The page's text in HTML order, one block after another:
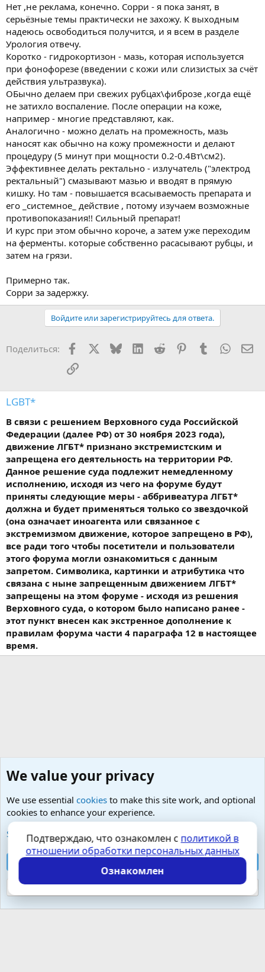
Нет ,не реклама, конечно. Сорри - я пока занят, в
серьёзные темы практически не захожу. К выходным
надеюсь освободиться получится, и я всем в разделе
Урология отвечу.
Коротко - гидрокортизон - мазь, которая используется
при фонофорезе (введении с кожи или слизистых за счёт
действия ультразвука).
ОБычно делаем при свежих рубцах\фиброзе ,когда ещё
не затихло воспаление. После операции на коже,
например - многие представляют, как.
Аналогично - можно делать на промежность, мазь
наносят как обычно на кожу промежности и делают
процедуру (5 минут при мощности 0.2-0.4Вт\см2).
Эффективнее делать ректально - излучатель ("электрод
ректальный") смазывают мазью и вводят в прямую
кишку. Но там - повышается всасываемость препарата и
его _системное_ действие , потому изучаем возможные
противопоказания!! Сильный препарат!
И курс при этом обычно короче, а затем уже переходим
на ферменты. которые собственно расасывают рубцы, и
затем на грязи.
Примерно так.
Сорри за задержку.
Войдите или зарегистрируйтесь для ответа.
Поделиться: Facebook BlueskyLinkedIn
Reddit PinterestTumblr
Ссылка
LGBT*
В связи с решением Верховного суда Российской
Федерации (далее РФ) от 30 ноября 2023 года),
движение ЛГБТ* признано экстремистским и
запрещена его деятельность на территории РФ.
Данное решение суда подлежит немедленному
исполнению, исходя из чего на форуме будут
приняты следующие меры - аббривеатура ЛГБТ*
должна и будет применяться только со звездочкой
(она означает иноагента или связанное с
экстремизмом движение, которое запрещено в РФ),
все ради того чтобы посетители и пользователи
этого форума могли ознакомиться с данным
запретом. Символика, картинки и атрибутика что
связана с ныне запрещенным движением ЛГБТ*
запрещены на этом форуме - исходя из решения
Верховного суда, о котором было написано ранее -
этот пункт внесен как экстренное дополнение к
правилам форума части 4 параграфа 12 в настоящее
время.
Малая урология- простатит, тазовые боли, фиброз
Cookies
Russian (RU)
Условия и правила
Политика конфиденциальности
Помощь
S
S
Локализация отXenForo.Info
We value your privacy
We use essential cookies to make this site work, and optional
cookies to enhance your experience.
See further information and configure your preferences
Reject optional cookies
Подтверждаю, что ознакомлен с политикой в
отношении обработки персональных данных
Ознакомлен